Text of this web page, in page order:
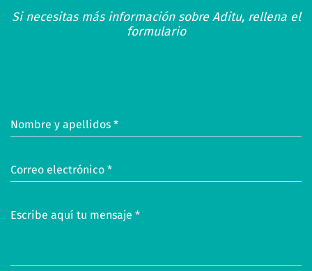
Si necesitas más información sobre Aditu, rellena el
formulario
Nombre y apellidos *
Correo electrónico *
Escribe aquí tu mensaje *